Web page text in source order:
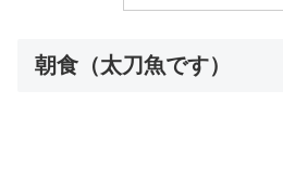
朝食（太刀魚です）